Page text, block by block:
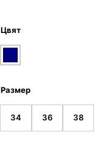
Цвят
Размер
34 36 38